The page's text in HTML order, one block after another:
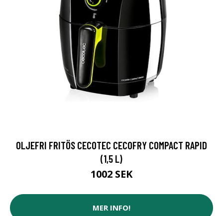
OLJEFRI FRITÖS CECOTEC CECOFRY COMPACT RAPID
(1,5 L)
1002 SEK
MER INFO!